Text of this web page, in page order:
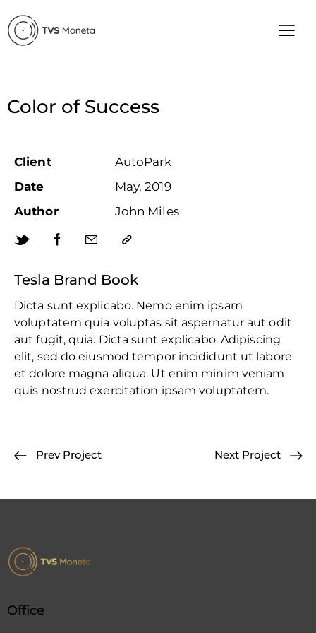
Color of Success
Tesla Brand Book
Dicta sunt explicabo. Nemo enim ipsam
voluptatem quia voluptas sit aspernatur aut odit
aut fugit, quia. Dicta sunt explicabo. Adipiscing
elit, sed do eiusmod tempor incididunt ut labore
et dolore magna aliqua. Ut enim minim veniam
quis nostrud exercitation ipsam voluptatem.
Client
AutoPark
Date
May, 2019
Author
John Miles
Prev Project Next Project
Office